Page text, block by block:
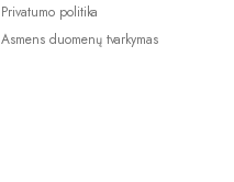
Privatumo politika
Asmens duomenų tvarkymas